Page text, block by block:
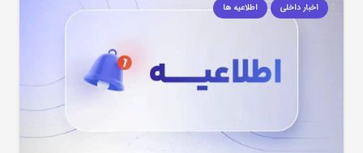
اخبار داخلی اطلاعیه ها